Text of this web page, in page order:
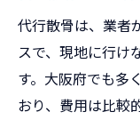
代行散骨は、業者
スで、現地に行け
す。大阪府でも多
おり、費用は比較